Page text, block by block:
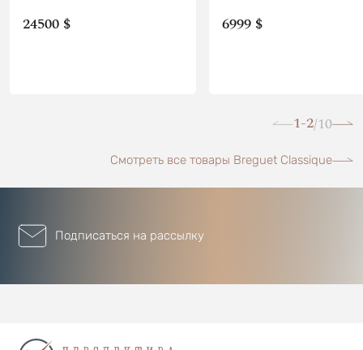
24500 $ 6999 $
1-2/10
Смотреть все товары Breguet Classique
Подписаться на рассылку